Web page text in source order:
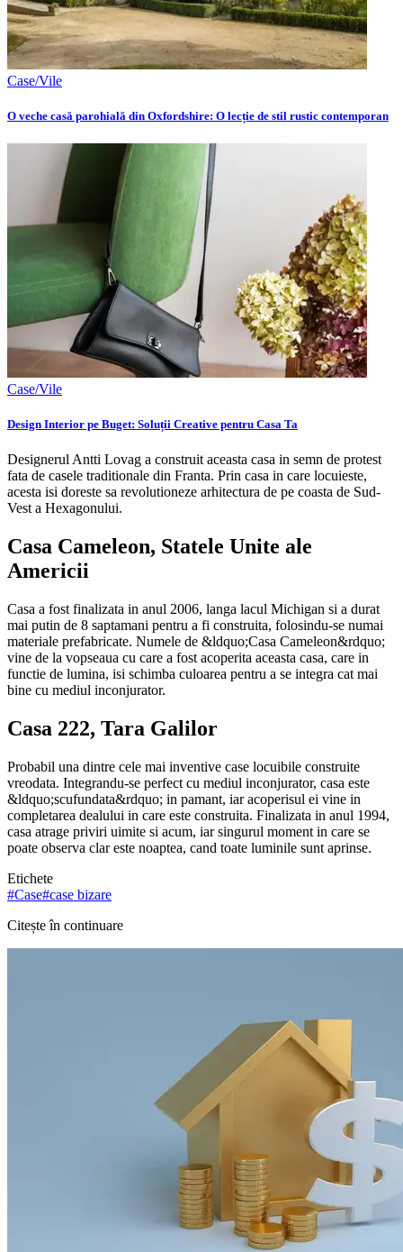
Case/Vile
O veche casă parohială din Oxfordshire: O lecție de stil rustic contemporan
Case/Vile
Design Interior pe Buget: Soluții Creative pentru Casa Ta
Designerul Antti Lovag a construit aceasta casa in semn de protest
fata de casele traditionale din Franta. Prin casa in care locuieste,
acesta isi doreste sa revolutioneze arhitectura de pe coasta de Sud-
Vest a Hexagonului.
Casa Cameleon, Statele Unite ale
Americii
Casa a fost finalizata in anul 2006, langa lacul Michigan si a durat
mai putin de 8 saptamani pentru a fi construita, folosindu-se numai
materiale prefabricate. Numele de &ldquo;Casa Cameleon&rdquo;
vine de la vopseaua cu care a fost acoperita aceasta casa, care in
functie de lumina, isi schimba culoarea pentru a se integra cat mai
bine cu mediul inconjurator.
Casa 222, Tara Galilor
Probabil una dintre cele mai inventive case locuibile construite
vreodata. Integrandu-se perfect cu mediul inconjurator, casa este
&ldquo;scufundata&rdquo; in pamant, iar acoperisul ei vine in
completarea dealului in care este construita. Finalizata in anul 1994,
casa atrage priviri uimite si acum, iar singurul moment in care se
poate observa clar este noaptea, cand toate luminile sunt aprinse.
Etichete
#Case#case bizare
Citește în continuare